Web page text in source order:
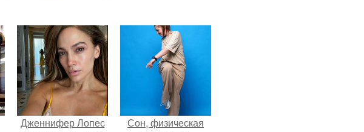
Дженнифер Лопес
Сон, физическая